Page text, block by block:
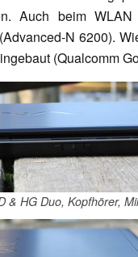
Auch beim
N 6200).
(Qualcomm
& HG Duo, Kopfhörer,